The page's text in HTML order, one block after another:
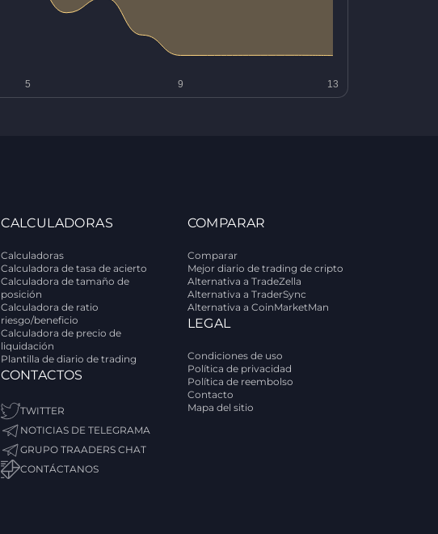
CALCULADORAS
Calculadoras
Calculadora de tasa de acierto
Calculadora de tamaño de
posición
Calculadora de ratio
riesgo/beneficio
Calculadora de precio de
liquidación
Plantilla de diario de trading
CONTACTOS
TWITTER
NOTICIAS DE TELEGRAMA
GRUPO TRAADERS CHAT
CONTÁCTANOS
COMPARAR
Comparar
Mejor diario de trading de cripto
Alternativa a TradeZella
Alternativa a TraderSync
Alternativa a CoinMarketMan
LEGAL
Condiciones de uso
Política de privacidad
Política de reembolso
Contacto
Mapa del sitio